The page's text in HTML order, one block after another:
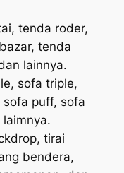
tenda roder,
tenda
lainnya.
sofa triple,
sofa puff, sofa
tirai
bendera,